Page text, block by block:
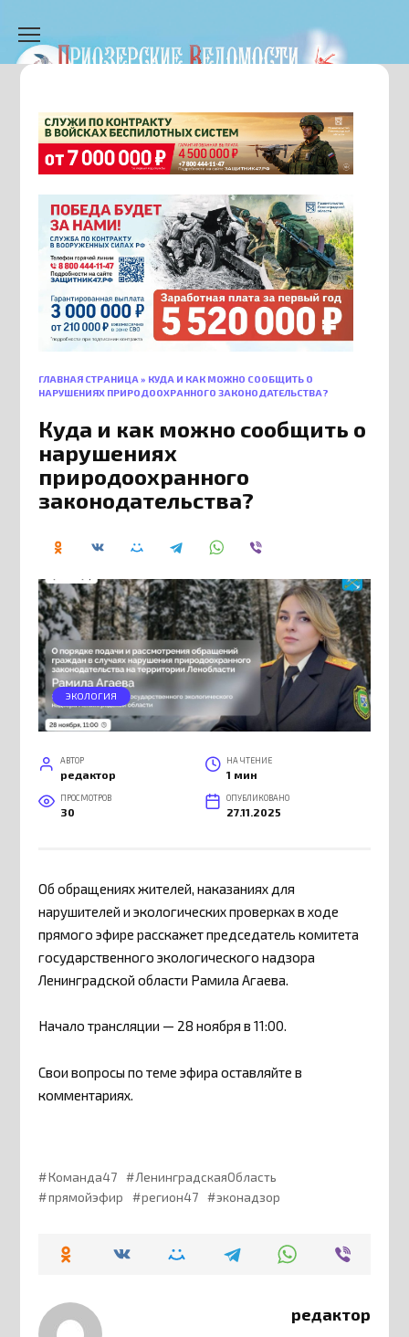
содержанию
ГЛАВНАЯ СТРАНИЦА » КУДА И КАК МОЖНО СООБЩИТЬ О
НАРУШЕНИЯХ ПРИРОДООХРАННОГО ЗАКОНОДАТЕЛЬСТВА?
Куда и как можно сообщить о
нарушениях
природоохранного
законодательства?
ЭКОЛОГИЯ
АВТОР
редактор
НА ЧТЕНИЕ
1 мин
ПРОСМОТРОВ
30
ОПУБЛИКОВАНО
27.11.2025
Об обращениях жителей, наказаниях для
нарушителей и экологических проверках в ходе
прямого эфире расскажет председатель комитета
государственного экологического надзора
Ленинградской области Рамила Агаева.
Начало трансляции — 28 ноября в 11:00.
Свои вопросы по теме эфира оставляйте в
комментариях.
Команда47
ЛенинградскаяОбласть
прямойэфир
регион47 эконадзор
редактор